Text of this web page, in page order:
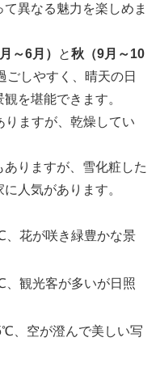
異なる魅力を楽しめま
～6月） と秋（9月～10
しやすく、晴天の日
を堪能できます。
ますが、乾燥してい
りますが、雪化粧した
人気があります。
、花が咲き緑豊かな景
、観光客が多いが日照
、空が澄んで美しい写